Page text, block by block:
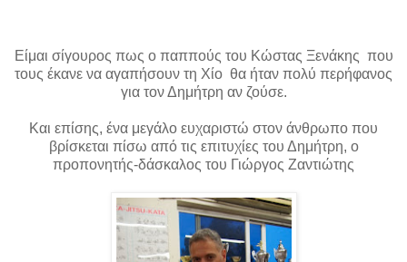
Είμαι σίγουρος πως ο παππούς του Κώστας Ξενάκης που
τους έκανε να αγαπήσουν τη Χίο θα ήταν πολύ περήφανος
για τον Δημήτρη αν ζούσε.
Και επίσης, ένα μεγάλο ευχαριστώ στον άνθρωπο που
βρίσκεται πίσω από τις επιτυχίες του Δημήτρη, ο
προπονητής-δάσκαλος του Γιώργος Ζαντιώτης